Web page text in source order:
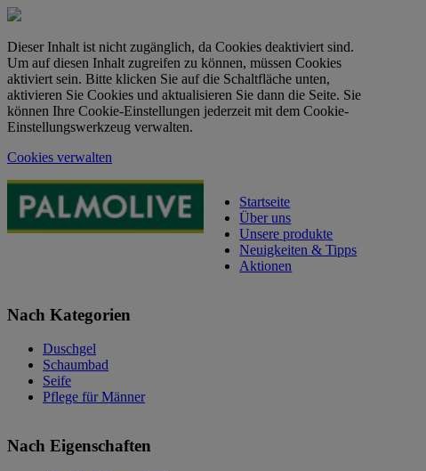
Dieser Inhalt ist nicht zugänglich, da Cookies deaktiviert sind.
Um auf diesen Inhalt zugreifen zu können, müssen Cookies
aktiviert sein. Bitte klicken Sie auf die Schaltfläche unten,
aktivieren Sie Cookies und aktualisieren Sie dann die Seite. Sie
können Ihre Cookie-Einstellungen jederzeit mit dem Cookie-
Einstellungswerkzeug verwalten.
Cookies verwalten
Startseite
Über uns
Unsere produkte
Neuigkeiten & Tipps
Aktionen
Nach Kategorien
Duschgel
Schaumbad
Seife
Pflege für Männer
Nach Eigenschaften